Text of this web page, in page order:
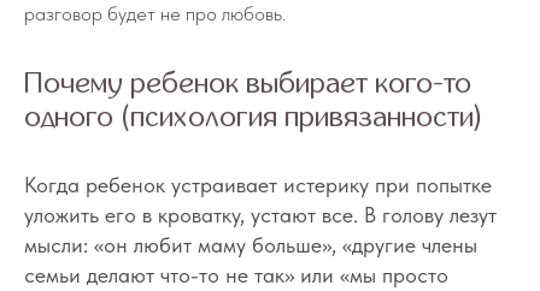
разговор будет не про любовь.
Почему ребенок выбирает кого-то
одного (психология привязанности)
Когда ребенок устраивает истерику при попытке
уложить его в кроватку, устают все. В голову лезут
мысли: «он любит маму больше», «другие члены
семьи делают что-то не так» или «мы просто